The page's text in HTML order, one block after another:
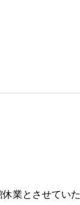
業とさせていた